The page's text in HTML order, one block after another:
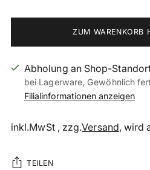
ZUM WARENKORB
Abholung an Shop-
bei Lagerware, Gewöhnlich
Filialinformationen anzeigen
inkl.MwSt , zzg.Versand, wird
TEILEN